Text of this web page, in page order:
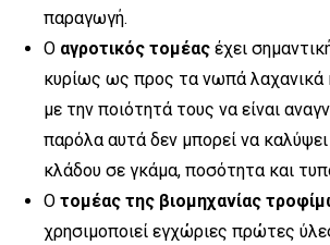
παραγωγή.
Ο αγροτικός τομέας έχει
κυρίως ως προς τα νωπά λαχανικά
με την ποιότητά τους να είναι
παρόλα αυτά δεν μπορεί να
κλάδου σε γκάμα, ποσότητα και
Ο τομέας της βιομηχανίας
χρησιμοποιεί εγχώριες πρώτες